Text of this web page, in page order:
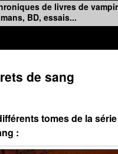
de livres de
BD, essais...
de sang
tomes de la
: